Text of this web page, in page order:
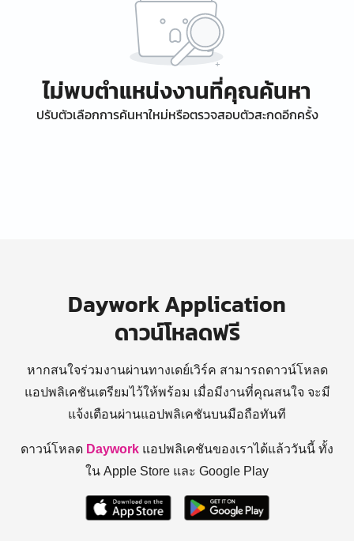
ไม่พบตำแหน่งงานที่คุณค้นหา
ปรับตัวเลือกการค้นหาใหม่หรือตรวจสอบตัวสะกดอีกครั้ง
Daywork Application
ดาวน์โหลดฟรี
หากสนใจร่วมงานผ่านทางเดย์เวิร์ค สามารถดาวน์โหลด
แอปพลิเคชันเตรียมไว้ให้พร้อม เมื่อมีงานที่คุณสนใจ จะมี
แจ้งเตือนผ่านแอปพลิเคชันบนมือถือทันที
ดาวน์โหลด Daywork แอปพลิเคชันของเราได้แล้ววันนี้ ทั้ง
ใน Apple Store และ Google Play